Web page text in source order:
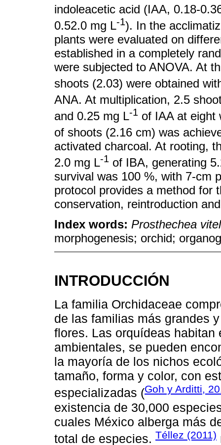
indoleacetic acid (IAA, 0.18-
0.52.0 mg L-1). In the
plants were evaluated on
established in a completely
were subjected to ANOVA. At
shoots (2.03) were obtained
ANA. At multiplication, 2.5
and 0.25 mg L-1 of IAA at eight
of shoots (2.16 cm) was
activated charcoal. At rooting,
2.0 mg L-1 of IBA, generating
survival was 100 %, with 7-cm
protocol provides a method for
conservation, reintroduction
Index words: Prosthechea
morphogenesis; orchid;
INTRODUCCIÓN
La familia Orchidaceae
de las familias más grandes
flores. Las orquídeas
ambientales, se pueden
la mayoría de los nichos
tamaño, forma y color, con
especializadas (Goh y Arditti,
existencia de 30,000
cuales México alberga más
total de especies. Téllez (2011)